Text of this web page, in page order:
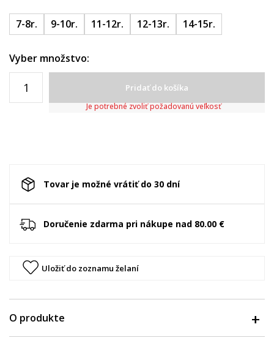
7-8r. 9-10r. 11-12r. 12-13r. 14-15r.
Vyber množstvo:
Pridať do košíka
Je potrebné zvoliť požadovanú veľkosť
Tovar je možné vrátiť do 30 dní
Doručenie zdarma pri nákupe nad 80.00 €
Uložiť do zoznamu želaní
O produkte